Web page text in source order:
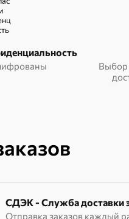
Выбор
СДЭК - Служба доставки
Отправка заказов каждый